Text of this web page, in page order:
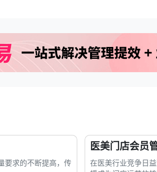
要求的不断提高，传
医美门店会员
在医美行业竞争日